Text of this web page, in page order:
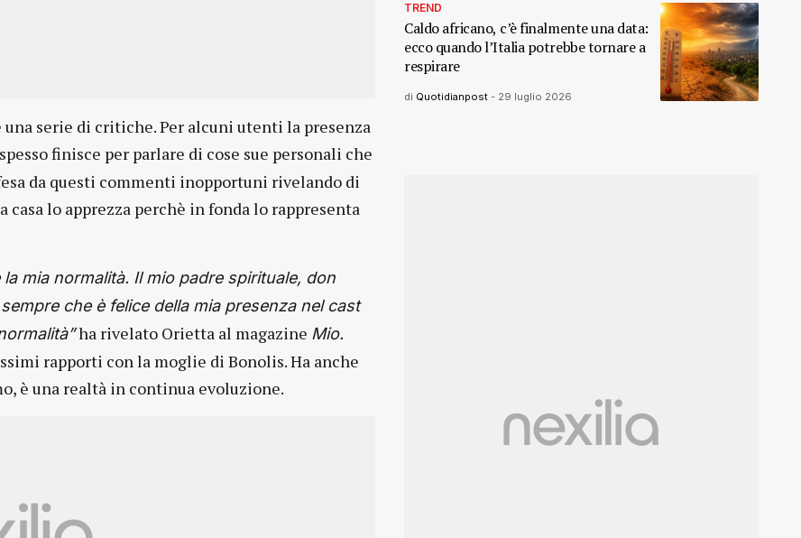
serie di critiche. Per alcuni utenti la presenza
finisce per parlare di cose sue personali che
da questi commenti inopportuni rivelando di
lo apprezza perchè in fonda lo rappresenta
mia normalità. Il mio padre spirituale, don
che è felice della mia presenza nel cast
ha rivelato Orietta al magazine Mio.
rapporti con la moglie di Bonolis. Ha anche
è una realtà in continua evoluzione.
TREND
Caldo africano, c’è finalmente una data:
ecco quando l’Italia potrebbe tornare a
respirare
di Quotidianpost - 29 luglio 2026